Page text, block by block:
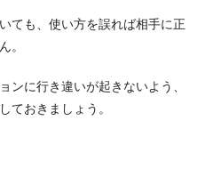
ても、使い方を誤れば相手に正
。
ンに行き違いが起きないよう、
ておきましょう。